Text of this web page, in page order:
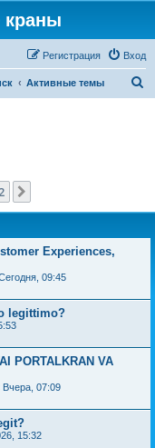
краны
Вход
Регистрация
Активные темы
2
Experiences,
09:45
legittimo?
PORTALKRAN VA
Вчера, 07:09
15:32